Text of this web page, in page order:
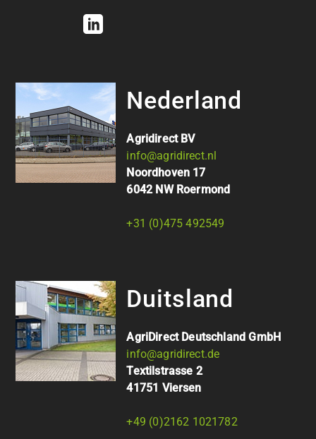
Nederland
Agridirect BV
info@agridirect.nl
Noordhoven 17
6042 NW Roermond
+31 (0)475 492549
Duitsland
AgriDirect Deutschland GmbH
info@agridirect.de
Textilstrasse 2
41751 Viersen
+49 (0)2162 1021782